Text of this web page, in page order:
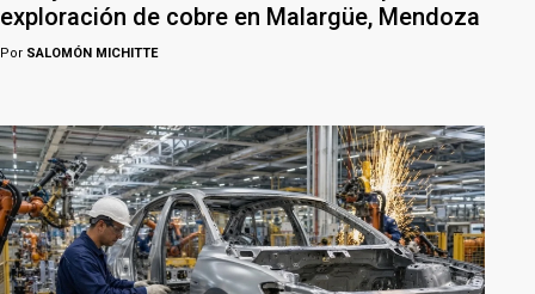
exploración de cobre en Malargüe, Mendoza
Por SALOMÓN MICHITTE